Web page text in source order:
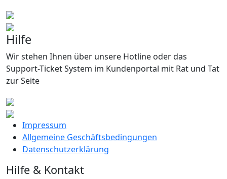
Hilfe
Wir stehen Ihnen über unsere Hotline oder das
Support-Ticket System im Kundenportal mit Rat und Tat
zur Seite
Impressum
Allgemeine Geschäftsbedingungen
Datenschutzerklärung
Hilfe & Kontakt